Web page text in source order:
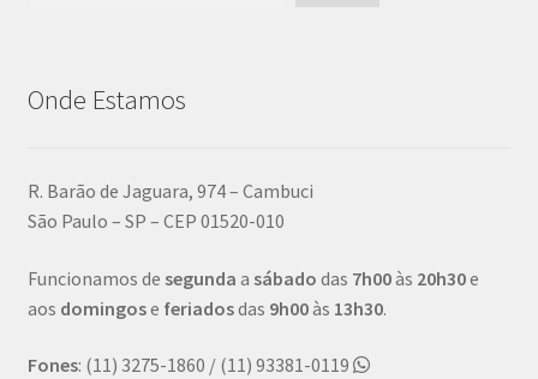
Onde Estamos
R. Barão de Jaguara, 974 – Cambuci
São Paulo – SP – CEP 01520-010
Funcionamos de segunda a sábado das 7h00às 20h30e
aos domingose feriadosdas 9h00às 13h30.
Fones: (11) 3275-1860 / (11) 93381-0119